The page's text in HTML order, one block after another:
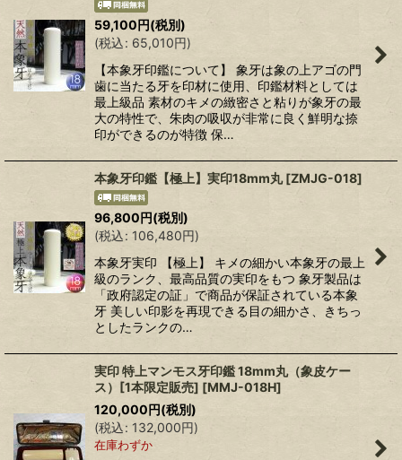
59,100円(税別)
(税込: 65,010円)
【本象牙印鑑について】 象牙は象の上アゴの門
歯に当たる牙を印材に使用、印鑑材料としては
最上級品 素材のキメの緻密さと粘りが象牙の最
大の特性で、朱肉の吸収が非常に良く鮮明な捺
印ができるのが特徴 保…
本象牙印鑑【極上】実印18mm丸 [ZMJG-018]
96,800円(税別)
(税込: 106,480円)
本象牙実印 【極上】 キメの細かい本象牙の最上
級のランク、最高品質の実印をもつ 象牙製品は
「政府認定の証」で商品が保証されている本象
牙 美しい印影を再現できる目の細かさ、きちっ
としたランクの…
実印 特上マンモス牙印鑑 18mm丸（象皮ケー
ス）[1本限定販売] [MMJ-018H]
120,000円(税別)
(税込: 132,000円)
在庫わずか